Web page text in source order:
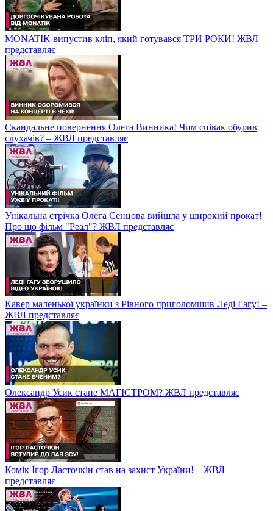
MONATIK випустив кліп, який готувався ТРИ РОКИ! ЖВЛ
представляє
Скандальне повернення Олега Винника! Чим співак обурив
слухачів? – ЖВЛ представляє
Унікальна стрічка Олега Сенцова вийшла у широкий прокат!
Про що фільм "Реал"? ЖВЛ представляє
Кавер маленької українки з Рівного приголомшив Леді Гагу! –
ЖВЛ представляє
Олександр Усик стане МАГІСТРОМ? ЖВЛ представляє
Комік Ігор Ласточкін став на захист України! – ЖВЛ
представляє